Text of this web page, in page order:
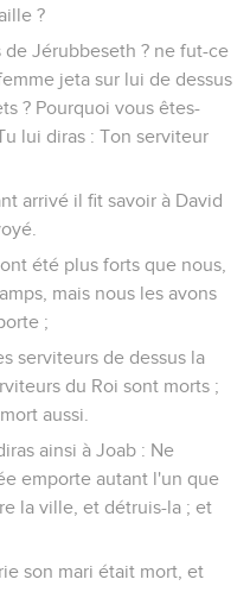
?
Jérubbeseth ? ne fut-ce
jeta sur lui de dessus
? Pourquoi vous êtes-
lui diras : Ton serviteur
arrivé il fit savoir à David
été plus forts que nous,
mais nous les avons
;
serviteurs de dessus la
du Roi sont morts ;
aussi.
ainsi à Joab : Ne
emporte autant l'un que
la ville, et détruis-la ; et
son mari était mort, et